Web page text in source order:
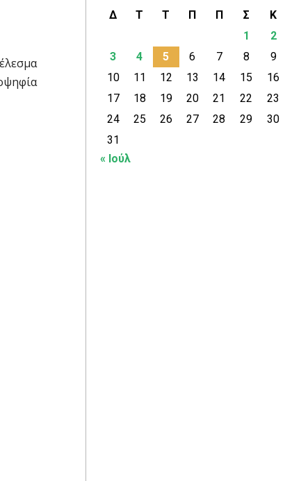
Δ Τ Τ Π Π Σ
Κ
1
2
3
4 5 6 7 8
9
10
11 12 13 14 15
16
17
18 19 20 21 22
23
24
25 26 27 28 29
30
31
« Ιούλ